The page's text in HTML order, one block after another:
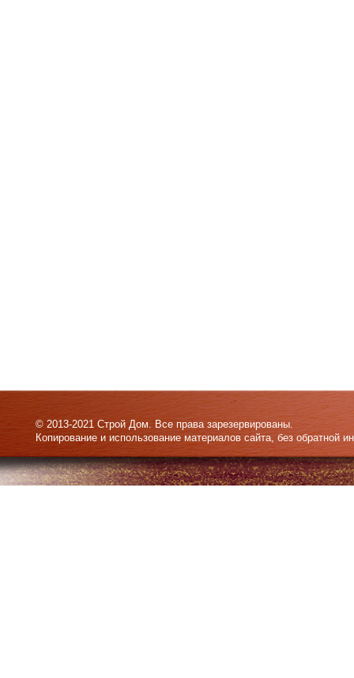
© 2013-2021 Строй Дом. Все права зарезервированы.
Копирование и использование материалов сайта, без обратной